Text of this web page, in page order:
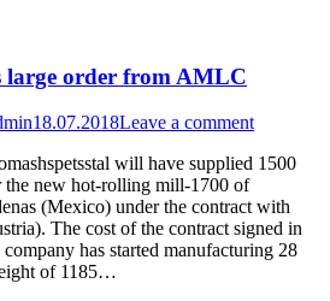
large order from AMLC
18.07.2018Leave a comment
will have supplied 1500
the new hot-rolling mill-1700 of
(Mexico) under the contract with
The cost of the contract signed in
has started manufacturing 28
of 1185…